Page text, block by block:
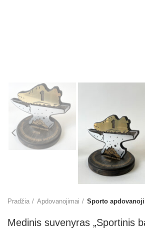
Pradžia Apdovanojimai Sporto
Medinis suvenyras „Sportinis